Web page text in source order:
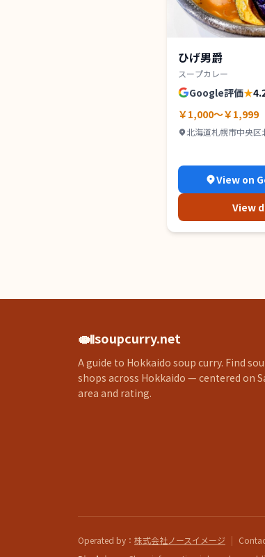
ひげ男爵
スープカレー
Google評価★
￥1,000～￥1,999
北海道札幌市中央
View on
View
🍛soupcurry.net
A guide to Hokkaido soup curry. Find
shops across Hokkaido — centered on
area and rating.
Operated by ： 株式会社ノースイメージ |